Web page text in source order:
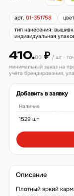
арт.01-351758
тип нанесения:
индивидуальная
410.00₽/ шт ·
минимальный заказ на
учёта брендирования,
Добавить в заявку
Наличие
1529 шт
Описание
Плотный яркий